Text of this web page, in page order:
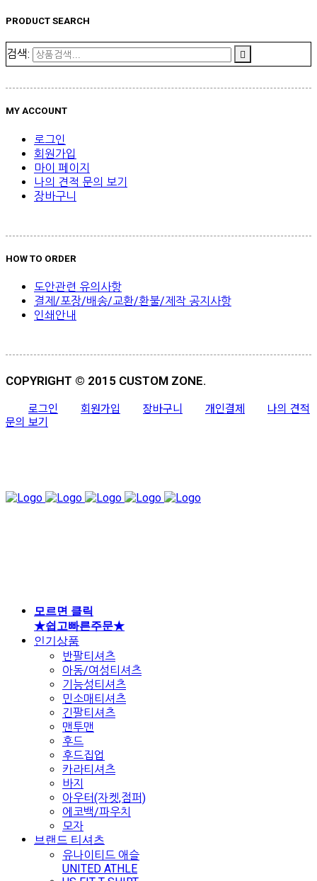
PRODUCT SEARCH
검색:
MY ACCOUNT
로그인
회원가입
마이 페이지
나의 견적 문의 보기
장바구니
HOW TO ORDER
도안관련 유의사항
결제/포장/배송/교환/환불/제작 공지사항
인쇄안내
COPYRIGHT © 2015 CUSTOM ZONE.
로그인 회원가입 장바구니 개인결제
나의 견적
문의 보기
모르면 클릭
★쉽고빠른주문★
인기상품
반팔티셔츠
아동/여성티셔츠
기능성티셔츠
민소매티셔츠
긴팔티셔츠
맨투맨
후드
후드집업
카라티셔츠
바지
아우터(자켓,점퍼)
에코백/파우치
모자
브랜드 티셔츠
유나이티드 애슬
UNITED ATHLE